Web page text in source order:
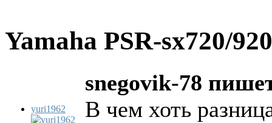
Yamaha PSR-sx720/
yuri1962
snegovik-78
В чем хоть